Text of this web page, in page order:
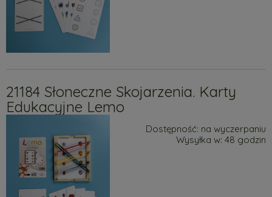
21184 Słoneczne Skojarzenia. Karty
Edukacyjne Lemo
Dostępność: na wyczerpaniu
Wysyłka w: 48 godzin